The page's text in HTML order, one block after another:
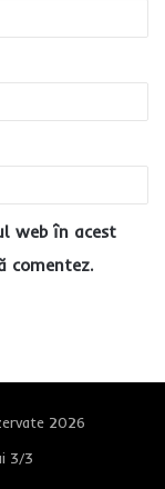
web în acest
comentez.
2026
3/3